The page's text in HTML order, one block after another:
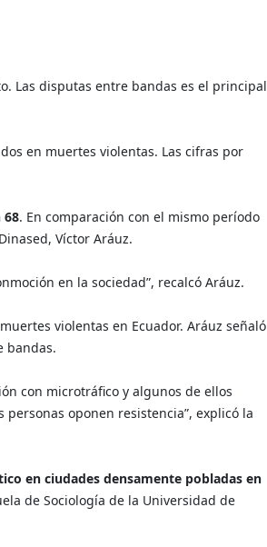
Las disputas entre bandas es el principal
en muertes violentas. Las cifras por
68. En comparación con el mismo período
Víctor Aráuz.
en la sociedad”, recalcó Aráuz.
violentas en Ecuador. Aráuz señaló
bandas.
con microtráfico y algunos de ellos
oponen resistencia”, explicó la
en ciudades densamente pobladas en
de Sociología de la Universidad de